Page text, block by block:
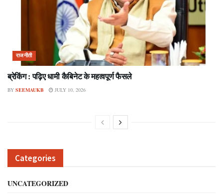
राजनीती
ब्रेकिंग : पढ़िए धामी कैबिनेट के महत्वपूर्ण फैसले
BY SEEMAUKB JULY 10, 2026
Categories
UNCATEGORIZED